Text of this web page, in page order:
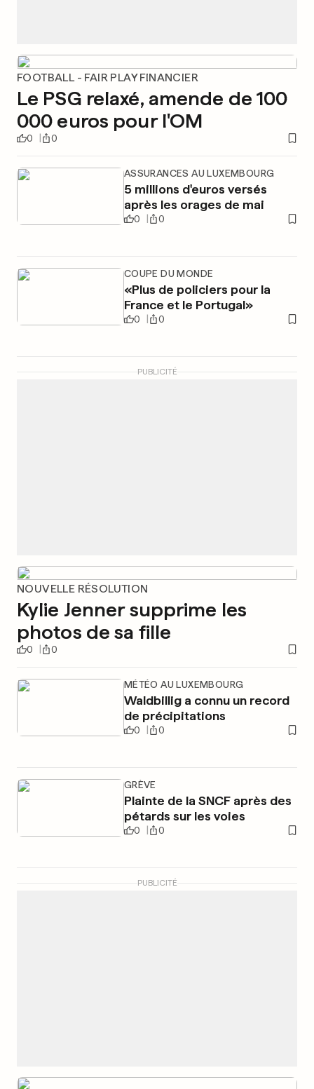
FOOTBALL - FAIR PLAY FINANCIER
Le PSG relaxé, amende de 100
000 euros pour l'OM
0 0
ASSURANCES AU LUXEMBOURG
5 millions d'euros versés
après les orages de mai
0 0
COUPE DU MONDE
«Plus de policiers pour la
France et le Portugal»
0 0
PUBLICITÉ
NOUVELLE RÉSOLUTION
Kylie Jenner supprime les
photos de sa fille
0 0
MÉTÉO AU LUXEMBOURG
Waldbillig a connu un record
de précipitations
0 0
GRÈVE
Plainte de la SNCF après des
pétards sur les voies
0 0
PUBLICITÉ